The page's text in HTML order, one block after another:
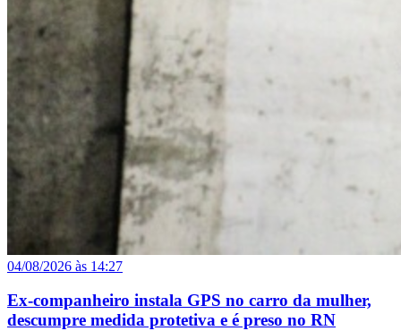
04/08/2026 às 14:27
Ex-companheiro instala GPS no carro da mulher,
descumpre medida protetiva e é preso no RN